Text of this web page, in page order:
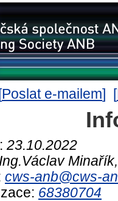
Poslat e-mailem] [
23.10.2022
Ing.Václav
cws-anb@cws-
68380704